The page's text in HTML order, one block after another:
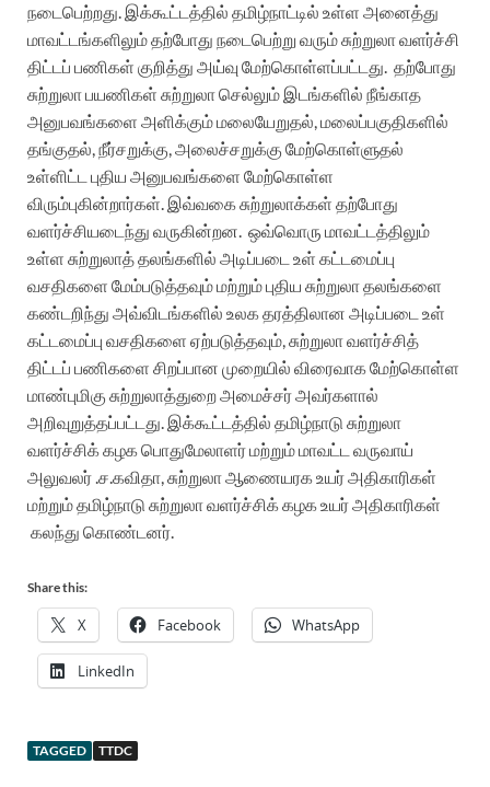
நடைபெற்றது. இக்கூட்டத்தில் தமிழ்நாட்டில் உள்ள அனைத்து
மாவட்டங்களிலும் தற்போது நடைபெற்று வரும் சுற்றுலா வளர்ச்சி
திட்டப் பணிகள் குறித்து அய்வு மேற்கொள்ளப்பட்டது. தற்போது
சுற்றுலா பயணிகள் சுற்றுலா செல்லும் இடங்களில் நீங்காத
அனுபவங்களை அளிக்கும் மலையேறுதல், மலைப்பகுதிகளில்
தங்குதல், நீர்சறுக்கு, அலைச்சறுக்கு மேற்கொள்ளுதல்
உள்ளிட்ட புதிய அனுபவங்களை மேற்கொள்ள
விரும்புகின்றார்கள். இவ்வகை சுற்றுலாக்கள் தற்போது
வளர்ச்சியடைந்து வருகின்றன. ஒவ்வொரு மாவட்டத்திலும்
உள்ள சுற்றுலாத் தலங்களில் அடிப்படை உள் கட்டமைப்பு
வசதிகளை மேம்படுத்தவும் மற்றும் புதிய சுற்றுலா தலங்களை
கண்டறிந்து அவ்விடங்களில் உலக தரத்திலான அடிப்படை உள்
கட்டமைப்பு வசதிகளை ஏற்படுத்தவும், சுற்றுலா வளர்ச்சித்
திட்டப் பணிகளை சிறப்பான முறையில் விரைவாக மேற்கொள்ள
மாண்புமிகு சுற்றுலாத்துறை அமைச்சர் அவர்களால்
அறிவுறுத்தப்பட்டது. இக்கூட்டத்தில் தமிழ்நாடு சுற்றுலா
வளர்ச்சிக் கழக பொதுமேலாளர் மற்றும் மாவட்ட வருவாய்
அலுவலர் .ச.கவிதா, சுற்றுலா ஆணையரக உயர் அதிகாரிகள்
மற்றும் தமிழ்நாடு சுற்றுலா வளர்ச்சிக் கழக உயர் அதிகாரிகள்
கலந்து கொண்டனர்.
Share this:
X Facebook WhatsApp
LinkedIn
TAGGED TTDC